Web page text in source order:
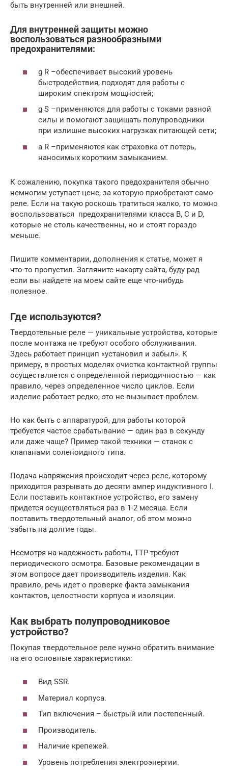
быть внутренней или внешней.
Для внутренней защиты можно
воспользоваться разнообразными
предохранителями:
g R –обеспечивает высокий уровень
быстродействия, подходят для работы с
широким спектром мощностей;
g S –применяются для работы с токами разной
силы и помогают защищать полупроводники
при излишне высоких нагрузках питающей сети;
a R –применяются как страховка от потерь,
наносимых коротким замыканием.
К сожалению, покупка такого предохранителя обычно
немногим уступает цене, за которую приобретают само
реле. Если на такую роскошь тратиться жалко, то можно
воспользоваться предохранителями класса В, С и D,
которые не столь качественны, но и стоят гораздо
меньше.
Пишите комментарии, дополнения к статье, может я
что-то пропустил. Загляните накарту сайта, буду рад
если вы найдете на моем сайте еще что-нибудь
полезное.
Где используются?
Твердотельные реле — уникальные устройства, которые
после монтажа не требуют особого обслуживания.
Здесь работает принцип «установил и забыл». К
примеру, в простых моделях очистка контактной группы
осуществляется с определенной периодичностью — как
правило, через определенное число циклов. Если
изделие работает редко, это не вызывает проблем.
Но как быть с аппаратурой, для работы которой
требуется частое срабатывание — один раз в секунду
или даже чаще? Пример такой техники — станок с
клапанами соленоидного типа.
Подача напряжения происходит через реле, которому
приходится разрывать до десяти ампер индуктивного I.
Если поставить контактное устройство, его замену
придется осуществляться раз в 1-2 месяца. Если
поставить твердотельный аналог, об этом можно
забыть на долгие годы.
Несмотря на надежность работы, ТТР требуют
периодического осмотра. Базовые рекомендации в
этом вопросе дает производитель изделия. Как
правило, речь идет о проверке факта замыкания
контактов, целостности корпуса и изоляции.
Как выбрать полупроводниковое
устройство?
Покупая твердотельное реле нужно обратить внимание
на его основные характеристики:
Вид SSR.
Материал корпуса.
Тип включения – быстрый или постепенный.
Производитель.
Наличие крепежей.
Уровень потребления электроэнергии.